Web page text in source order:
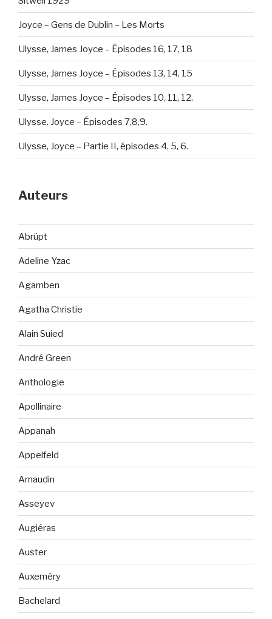
Joyce – Gens de Dublin – Les Morts
Ulysse, James Joyce – Épisodes 16, 17, 18
Ulysse, James Joyce – Épisodes 13, 14, 15
Ulysse, James Joyce – Épisodes 10, 11, 12.
Ulysse. Joyce – Épisodes 7,8,9.
Ulysse, Joyce – Partie II, épisodes 4, 5, 6.
Auteurs
Abrüpt
Adeline Yzac
Agamben
Agatha Christie
Alain Suied
André Green
Anthologie
Apollinaire
Appanah
Appelfeld
Arnaudin
Asseyev
Augiéras
Auster
Auxeméry
Bachelard